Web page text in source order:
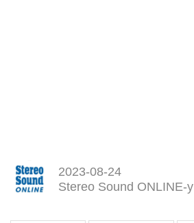
2023-08-24
Stereo Sound ONLINE-y